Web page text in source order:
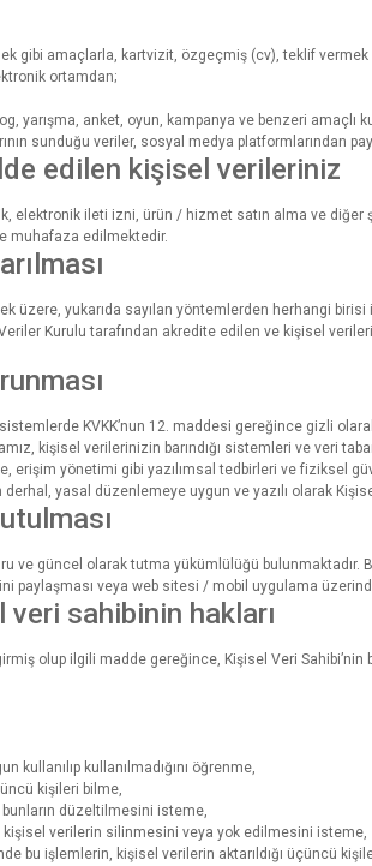
gibi amaçlarla, kartvizit, özgeçmiş (cv), teklif
ortamdan;
yarışma, anket, oyun, kampanya ve benzeri
sunduğu veriler, sosyal medya platformlarından
edilen kişisel verileriniz
elektronik ileti izni, ürün / hizmet satın alma ve
muhafaza edilmektedir.
üzere, yukarıda sayılan yöntemlerden herhangi
Kurulu tarafından akredite edilen ve kişisel
KVKK’nun 12. maddesi gereğince gizli
kişisel verilerinizin barındığı sistemleri ve veri
yönetimi gibi yazılımsal tedbirleri ve fiziksel
yasal düzenlemeye uygun ve yazılı olarak
ve güncel olarak tutma yükümlülüğü
paylaşması veya web sitesi / mobil uygulama
veri sahibinin hakları
olup ilgili madde gereğince, Kişisel Veri
kullanılıp kullanılmadığını öğrenme,
kişileri bilme,
düzeltilmesini isteme,
kişisel verilerin silinmesini veya yok edilmesini isteme,
bu işlemlerin, kişisel verilerin aktarıldığı üçüncü